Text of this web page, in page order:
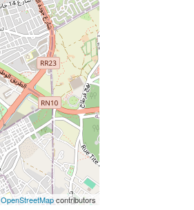
OpenStreetMapcontributors